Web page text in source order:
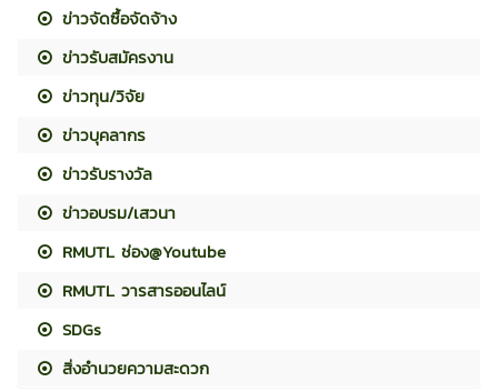
ข่าวจัดซื้อจัดจ้าง
ข่าวรับสมัครงาน
ข่าวทุน/วิจัย
ข่าวบุคลากร
ข่าวรับรางวัล
ข่าวอบรม/เสวนา
RMUTL ช่อง@Youtube
RMUTL วารสารออนไลน์
SDGs
สิ่งอำนวยความสะดวก